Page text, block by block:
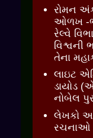
રોમન
ઓળખ -
રેલ્વે
વિશ્વની
તેના
લાઇટ
ડાયોડ
નોબેલ
લેખકો
રચનાઓ